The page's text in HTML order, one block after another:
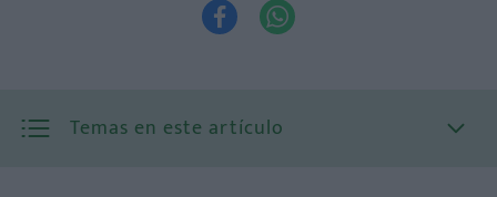
 
Temas en este artículo